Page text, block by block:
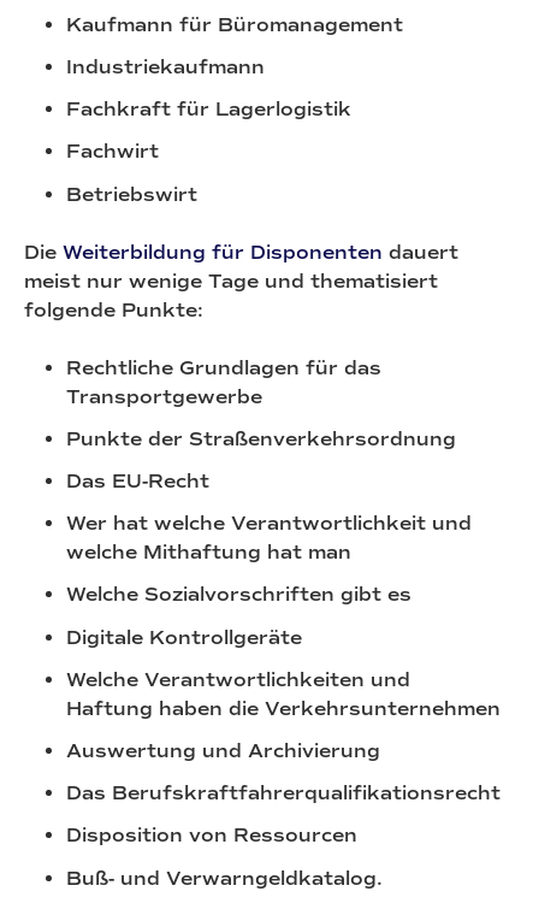
Kaufmann für Büromanagement
Industriekaufmann
Fachkraft für Lagerlogistik
Fachwirt
Betriebswirt
Die Weiterbildung für Disponenten dauert
meist nur wenige Tage und thematisiert
folgende Punkte:
Rechtliche Grundlagen für das
Transportgewerbe
Punkte der Straßenverkehrsordnung
Das EU-Recht
Wer hat welche Verantwortlichkeit und
welche Mithaftung hat man
Welche Sozialvorschriften gibt es
Digitale Kontrollgeräte
Welche Verantwortlichkeiten und
Haftung haben die Verkehrsunternehmen
Auswertung und Archivierung
Das Berufskraftfahrerqualifikationsrecht
Disposition von Ressourcen
Buß- und Verwarngeldkatalog.